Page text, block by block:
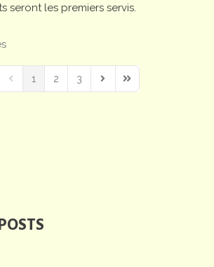
seront les premiers servis.
Previous Page
1 2 3
Next PageLast Page